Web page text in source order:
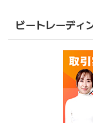
ビートレーディ